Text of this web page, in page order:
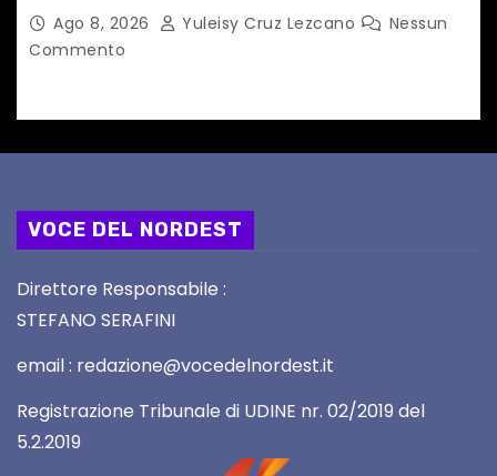
Ago 8, 2026 Yuleisy Cruz Lezcano
Nessun
Commento
VOCE DEL NORDEST
Direttore Responsabile :
STEFANO SERAFINI
email : redazione@vocedelnordest.it
Registrazione Tribunale di UDINE nr. 02/2019 del
5.2.2019